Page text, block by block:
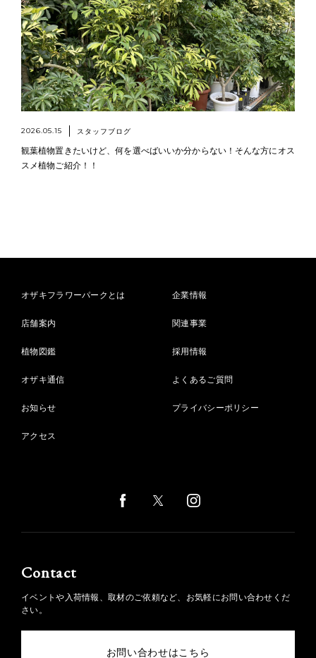
2026.05.15 スタッフブログ
観葉植物置きたいけど、何を選べばいいか分からない！そんな方にオス
スメ植物ご紹介！！
オザキフラワーパークとは
店舗案内
植物図鑑
オザキ通信
お知らせ
アクセス
企業情報
関連事業
採用情報
よくあるご質問
プライバシーポリシー
Contact
イベントや入荷情報、取材のご依頼など、お気軽にお問い合わせくだ
さい。
お問い合わせはこちら